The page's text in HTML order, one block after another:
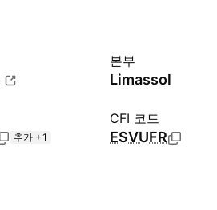
본부
Limassol
추가 +1
CFI 코드
ESVUFR